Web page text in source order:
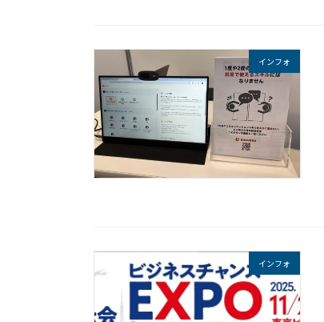
インフォ
インフォ